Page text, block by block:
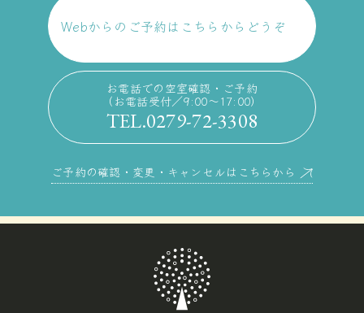
Webからのご予約はこちらからどうぞ
お電話での空室確認・ご予約
（お電話受付／9:00〜17:00）
TEL.0279-72-3308
ご予約の確認・変更・キャンセルはこちらから